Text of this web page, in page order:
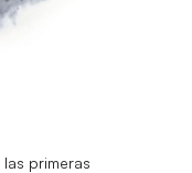
primeras